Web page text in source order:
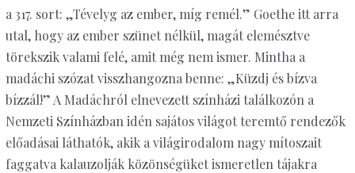
a 317. sort: „Tévelyg az ember, míg remél.” Goethe itt arra
utal, hogy az ember szünet nélkül, magát elemésztve
törekszik valami felé, amit még nem ismer. Mintha a
madáchi szózat visszhangozna benne: „Küzdj és bízva
bízzál!” A Madáchról elnevezett színházi találkozón a
Nemzeti Színházban idén sajátos világot teremtő rendezők
előadásai láthatók, akik a világirodalom nagy mítoszait
faggatva kalauzolják közönségüket ismeretlen tájakra